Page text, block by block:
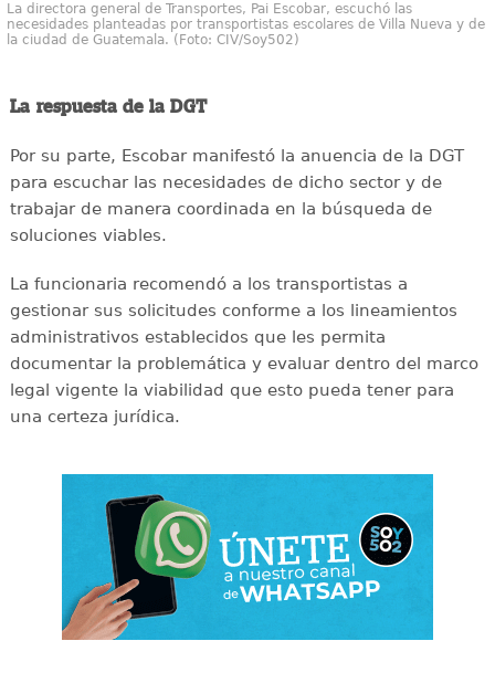
La directora general de Transportes, Pai Escobar, escuchó las
necesidades planteadas por transportistas escolares de Villa Nueva y de
la ciudad de Guatemala. (Foto: CIV/Soy502)
La respuesta de la DGT
Por su parte, Escobar manifestó la anuencia de la DGT
para escuchar las necesidades de dicho sector y de
trabajar de manera coordinada en la búsqueda de
soluciones viables.
La funcionaria recomendó a los transportistas a
gestionar sus solicitudes conforme a los lineamientos
administrativos establecidos que les permita
documentar la problemática y evaluar dentro del marco
legal vigente la viabilidad que esto pueda tener para
una certeza jurídica.